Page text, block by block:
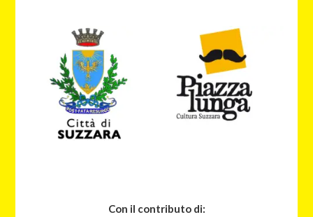
Con il contributo di: